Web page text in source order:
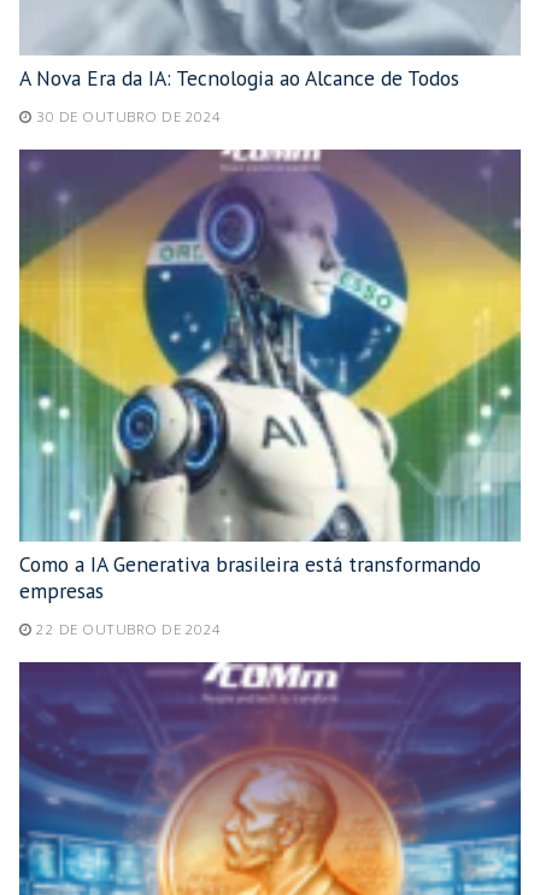
A Nova Era da IA: Tecnologia ao Alcance de Todos
30 DE OUTUBRO DE 2024
Como a IA Generativa brasileira está transformando
empresas
22 DE OUTUBRO DE 2024